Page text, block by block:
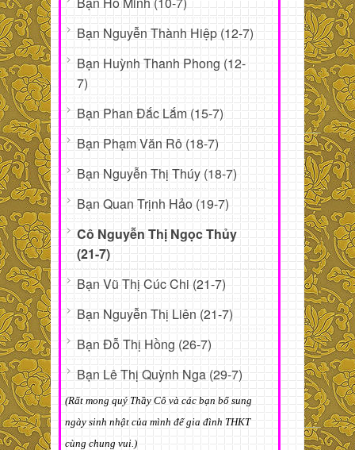
Bạn Nguyễn Thành Hiệp (12-7)
Bạn Huỳnh Thanh Phong (12-
7)
Bạn Phan Đắc Lắm (15-7)
Bạn Phạm Văn Rô (18-7)
Bạn Nguyễn Thị Thúy (18-7)
Bạn Quan Trịnh Hảo (19-7)
Cô Nguyễn Thị Ngọc Thủy
(21-7)
Bạn Vũ Thị Cúc Chi (21-7)
Bạn Nguyễn Thị Liên (21-7)
Bạn Đỗ Thị Hồng (26-7)
Bạn Lê Thị Quỳnh Nga (29-7)
(Rất mong quý Thầy Cô và các bạn bổ sung
ngày sinh nhật của mình để gia đình THKT
cùng chung vui.)